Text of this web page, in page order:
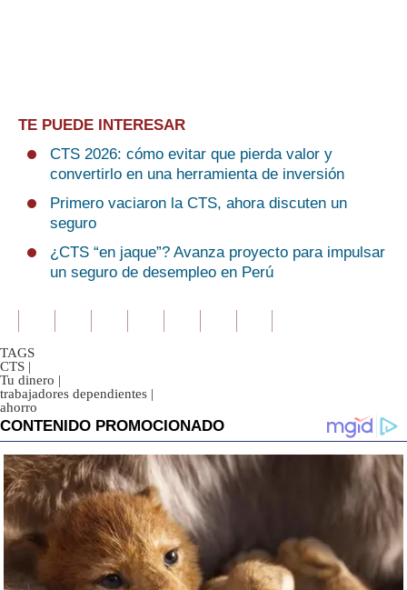
TE PUEDE INTERESAR
CTS 2026: cómo evitar que pierda valor y
convertirlo en una herramienta de inversión
Primero vaciaron la CTS, ahora discuten un
seguro
¿CTS “en jaque”? Avanza proyecto para impulsar
un seguro de desempleo en Perú
TAGS
CTS |
Tu dinero |
trabajadores dependientes |
ahorro